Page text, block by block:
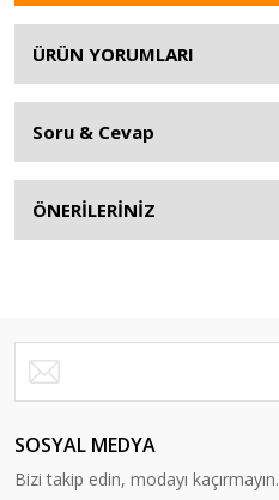
ÜRÜN YORUMLARI
Soru & Cevap
ÖNERİLERİNİZ
SOSYAL MEDYA
Bizi takip edin, modayı kaçırmayın.